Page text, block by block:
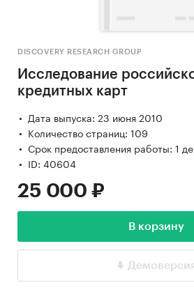
DISCOVERY RESEARCH GROUP
Исследование
кредитных карт
Дата выпуска: 23 июня 2010
Количество страниц: 109
Срок предоставления работы: 1
ID: 40604
25 000 ₽
В корзину